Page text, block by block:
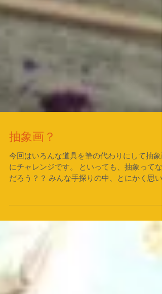
今回はいろんな道具を筆の代わりにして抽象
だろう？？ みんな手探りの中、とにかく思い
くままに手を動かしていました。 まずは描く
を怖がらず、思いっきり表現してほしいです
ね！